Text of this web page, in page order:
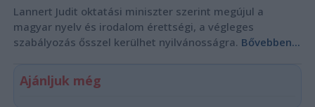
Lannert Judit oktatási miniszter szerint megújul a
magyar nyelv és irodalom érettségi, a végleges
szabályozás ősszel kerülhet nyilvánosságra. Bővebben...
Ajánljuk még